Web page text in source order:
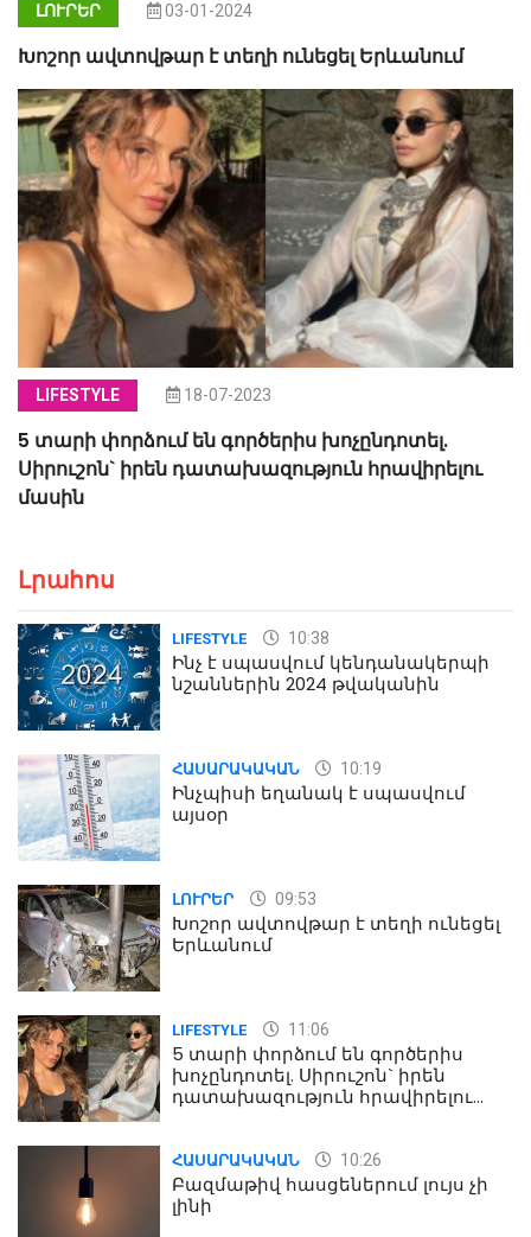
ԼՈՒՐԵՐ 03-01-2024
Խոշոր ավտովթար է տեղի ունեցել Երևանում
LIFESTYLE 18-07-2023
5 տարի փորձում են գործերիս խոչընդոտել.
Սիրուշոն` իրեն դատախազություն հրավիրելու
մասին
Լրահոս
LIFESTYLE 10:38
Ինչ է սպասվում կենդանակերպի
նշաններին 2024 թվականին
ՀԱՍԱՐԱԿԱԿԱՆ 10:19
Ինչպիսի եղանակ է սպասվում
այսօր
ԼՈՒՐԵՐ 09:53
Խոշոր ավտովթար է տեղի ունեցել
Երևանում
LIFESTYLE 11:06
5 տարի փորձում են գործերիս
խոչընդոտել. Սիրուշոն` իրեն
դատախազություն հրավիրելու
ՀԱՍԱՐԱԿԱԿԱՆ 10:26
Բազմաթիվ հասցեներում լույս չի
լինի